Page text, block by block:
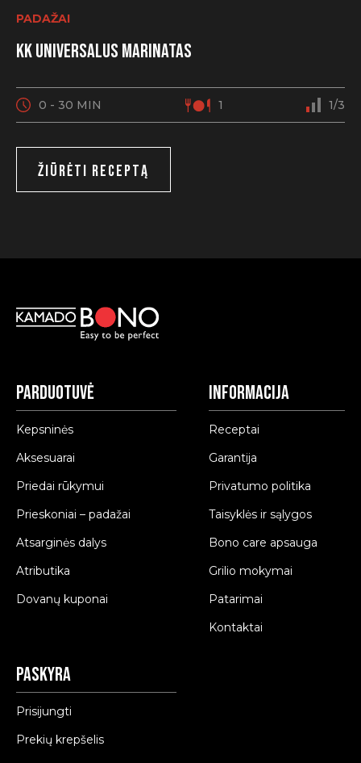
PADAŽAI
KK universalus marinatas
0 - 30 MIN 1 1/3
ŽIŪRĖTI RECEPTĄ
Parduotuvė
Kepsninės
Aksesuarai
Priedai rūkymui
Prieskoniai – padažai
Atsarginės dalys
Atributika
Dovanų kuponai
Informacija
Receptai
Garantija
Privatumo politika
Taisyklės ir sąlygos
Bono care apsauga
Grilio mokymai
Patarimai
Kontaktai
Paskyra
Prisijungti
Prekių krepšelis